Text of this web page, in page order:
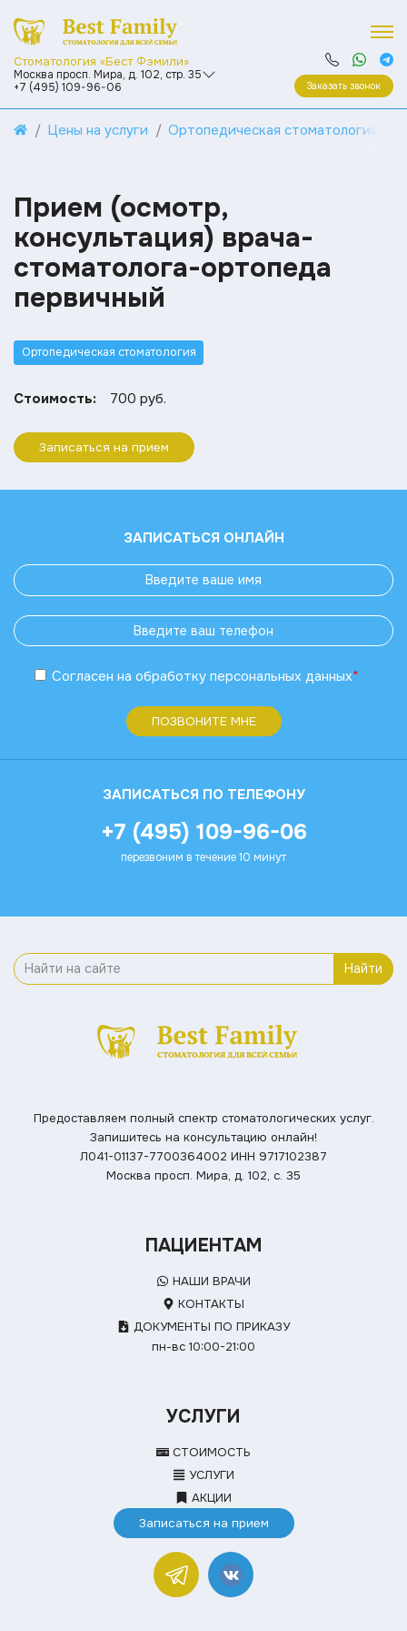
Стоматология «Бест Фэмили»
Москва просп. Мира, д. 102, стр. 35
+7 (495) 109-96-06
Заказать звонок
Цены на услуги Ортопедическая стоматология
Прием (осмотр,
консультация) врача-
стоматолога-ортопеда
первичный
Ортопедическая стоматология
Стоимость: 700 руб.
Записаться на прием
ЗАПИСАТЬСЯ ОНЛАЙН
Согласен на обработку персональных данных*
ПОЗВОНИТЕ МНЕ
ЗАПИСАТЬСЯ ПО ТЕЛЕФОНУ
+7 (495) 109-96-06
перезвоним в течение 10 минут
Найти
Предоставляем полный спектр стоматологических услуг.
Запишитесь на консультацию онлайн!
Л041-01137-7700364002 ИНН 9717102387
Москва просп. Мира, д. 102, с. 35
ПАЦИЕНТАМ
НАШИ ВРАЧИ
КОНТАКТЫ
ДОКУМЕНТЫ ПО ПРИКАЗУ
пн-вс 10:00-21:00
УСЛУГИ
СТОИМОСТЬ
УСЛУГИ
АКЦИИ
Записаться на прием